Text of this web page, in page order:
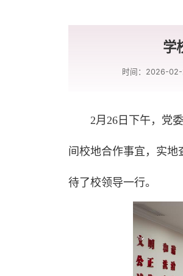
学
时间：2026-
2月26日下午，党
间校地合作事宜，实
待了校领导一行。